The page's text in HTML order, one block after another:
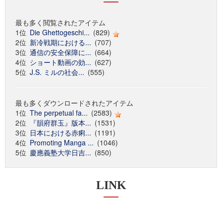
最も多く閲覧されたアイテム
1位 Die Ghettogeschi... (829)
2位 新冷戦期における... (707)
3位 通信の安全保障に... (664)
4位 ショート動画の効... (627)
5位 J.S. ミルの社会... (555)
最も多くダウンロードされたアイテム
1位 The perpetual fa... (2583)
2位
『韻府群玉』版本... (1531)
3位 日本における赤痢... (1191)
4位 Promoting Manga ... (1046)
5位 慶應義塾大学日吉... (850)
LINK